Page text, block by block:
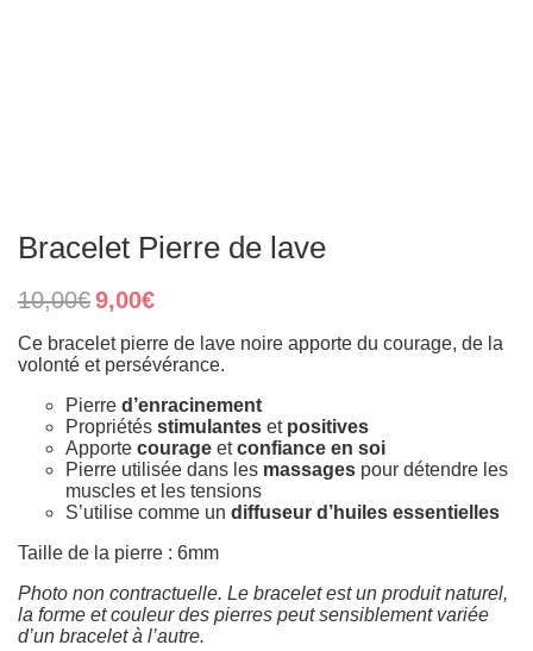
Bracelet Pierre de lave
10,00€ Original
price
was:
10,00€.
9,00€Current
is:
9,00€.
Ce bracelet pierre de lave noire apporte du courage, de la
volonté et persévérance.
Pierre d’enracinement
Propriétés stimulantes et positives
Apporte courage etconfiance en soi
Pierre utilisée dans les massages pour détendre les
muscles et les tensions
S’utilise comme un diffuseur d’huiles essentielles
Taille de la pierre : 6mm
Photo non contractuelle. Le bracelet est un produit naturel,
la forme et couleur des pierres peut sensiblement variée
d’un bracelet à l’autre.